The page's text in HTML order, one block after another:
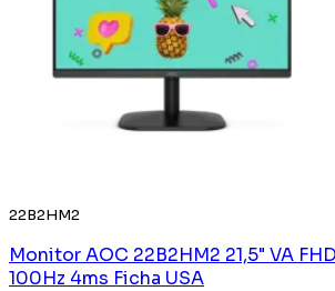
22B2HM2
Monitor AOC 22B2HM2 21,5" VA
100Hz 4ms Ficha USA